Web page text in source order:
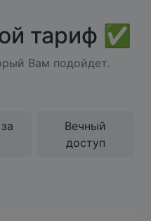
тариф ✅
Вам подойдет.
Вечный
доступ